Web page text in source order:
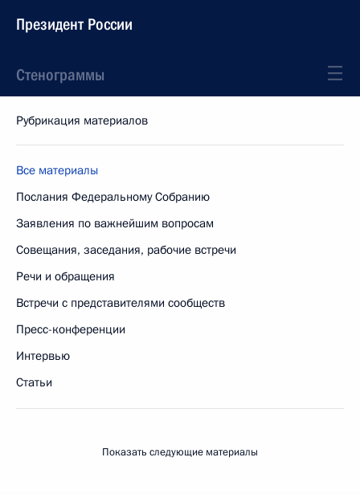
Президент России
Стенограммы
Рубрикация материалов
Все материалы
Послания Федеральному Собранию
Заявления по важнейшим вопросам
Совещания, заседания, рабочие встречи
Речи и обращения
Встречи с представителями сообществ
Пресс-конференции
Интервью
Статьи
Показать следующие материалы